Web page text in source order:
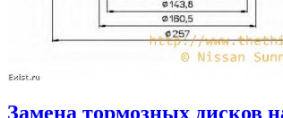
Замена тормозных дисков